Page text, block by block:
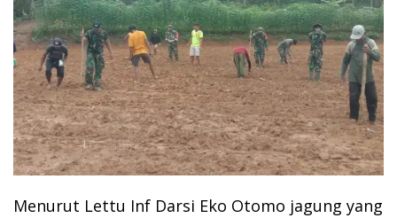
Menurut Lettu Inf Darsi Eko Otomo jagung yang